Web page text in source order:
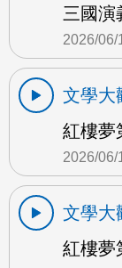
三國演
2026/06/
文學大
紅樓夢
2026/06/
文學大
紅樓夢